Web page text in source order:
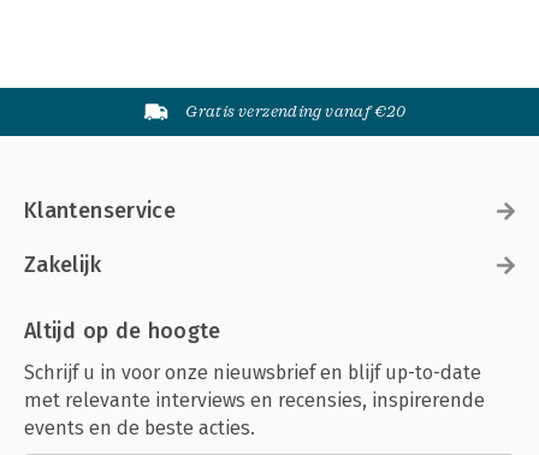
Gratis verzending vanaf €20
Klantenservice
Zakelijk
Altijd op de hoogte
Schrijf u in voor onze nieuwsbrief en blijf up-to-date
met relevante interviews en recensies, inspirerende
events en de beste acties.